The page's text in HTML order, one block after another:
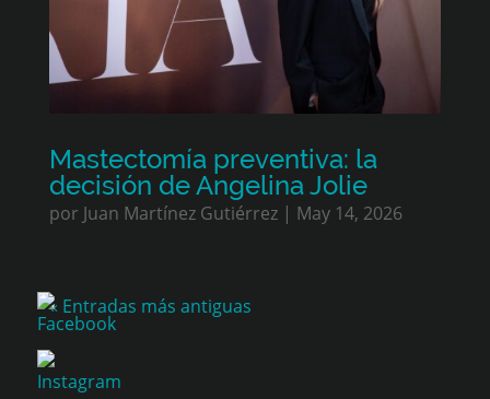
Mastectomía preventiva: la
decisión de Angelina Jolie
por Juan Martínez Gutiérrez| May 14, 2026
« Entradas más antiguas